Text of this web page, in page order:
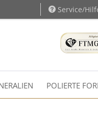
Service/
POLIERTE